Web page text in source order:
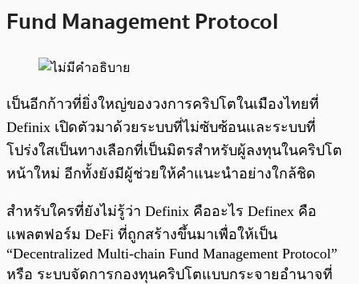
Fund Management Protocol
เป็นอีกก้าวที่ยิ่งใหญ่ของวงการคริปโตในเมืองไทยที่
Definix เปิดตัวมาด้วยระบบที่ไม่ซับซ้อนและระบบที่
โปร่งใสเป็นทางเลือกที่เป็นมิตรสำหรับผู้ลงทุนในคริปโต
หน้าใหม่ อีกทั้งยังมีผู้ช่วยให้คำแนะนำอย่างใกล้ชิด
สำหรับใครที่ยังไม่รู้ว่า Definix คืออะไร Definex คือ
แพลตฟอร์ม DeFi ที่ถูกสร้างขึ้นมาเพื่อให้เป็น
“Decentralized Multi-chain Fund Management Protocol”
หรือ ระบบจัดการกองทุนคริปโตแบบกระจายอำนาจที่